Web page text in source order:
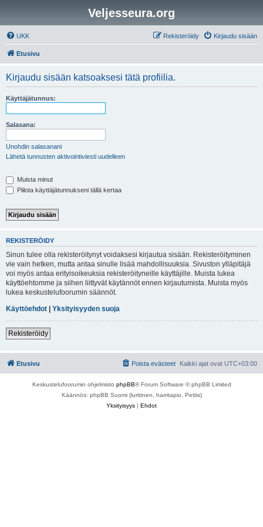
Veljesseura.org
UKK Kirjaudu sisään
Rekisteröidy
Etusivu
Kirjaudu sisään katsoaksesi tätä profiilia.
Käyttäjätunnus:
Salasana:
Unohdin salasanani
Lähetä tunnusten aktivointiviesti uudelleen
Muista minut
Piilota käyttäjätunnukseni tällä kertaa
REKISTERÖIDY
Sinun tulee olla rekisteröitynyt voidaksesi kirjautua sisään. Rekisteröityminen
vie vain hetken, mutta antaa sinulle lisää mahdollisuuksia. Sivuston ylläpitäjä
voi myös antaa erityisoikeuksia rekisteröityneille käyttäjille. Muista lukea
käyttöehtomme ja siihen liittyvät käytännöt ennen kirjautumista. Muista myös
lukea keskustelufoorumin säännöt.
Käyttöehdot | Yksityisyyden suoja
Rekisteröidy
Etusivu Kaikki ajat ovat UTC+03:00
Poista evästeet
Keskustelufoorumin ohjelmisto phpBB® Forum Software © phpBB Limited
Käännös: phpBB Suomi (lurttinen, harritapio, Pettis)
Yksityisyys | Ehdot